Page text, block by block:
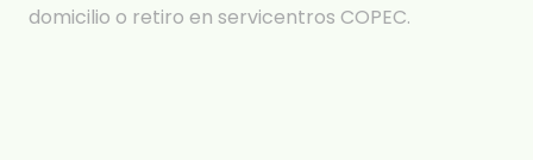
domicilio o retiro en servicentros COPEC.